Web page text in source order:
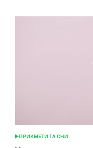
ОПУБЛІКУВАТИ
У
ПРИКМЕТИ ТА СНИ